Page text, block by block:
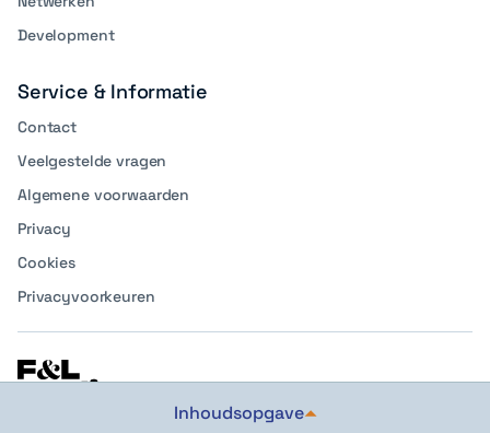
Inhoudsopgave
Development
Service & Informatie
Contact
Veelgestelde vragen
Algemene voorwaarden
Privacy
Cookies
Privacyvoorkeuren